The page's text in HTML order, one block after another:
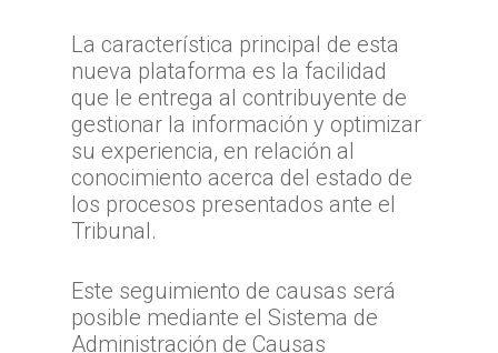
La característica principal de esta
nueva plataforma es la facilidad
que le entrega al contribuyente de
gestionar la información y optimizar
su experiencia, en relación al
conocimiento acerca del estado de
los procesos presentados ante el
Tribunal.
Este seguimiento de causas será
posible mediante el Sistema de
Administración de Causas
Qué es TTA
Qué y cómo